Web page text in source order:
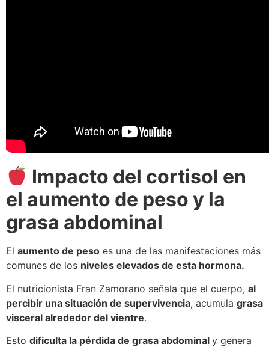
Impacto del cortisol en
el aumento de peso y la
grasa abdominal
El aumento de peso es una de las manifestaciones más
comunes de los niveles elevados de esta hormona.
El nutricionista Fran Zamorano señala que el cuerpo, al
percibir una situación de supervivencia, acumula grasa
visceral alrededor del vientre.
Esto dificulta la pérdida de grasa abdominal y genera